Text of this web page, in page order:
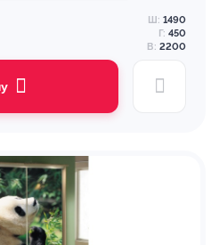
Ш: 1490
Г: 450
В: 2200